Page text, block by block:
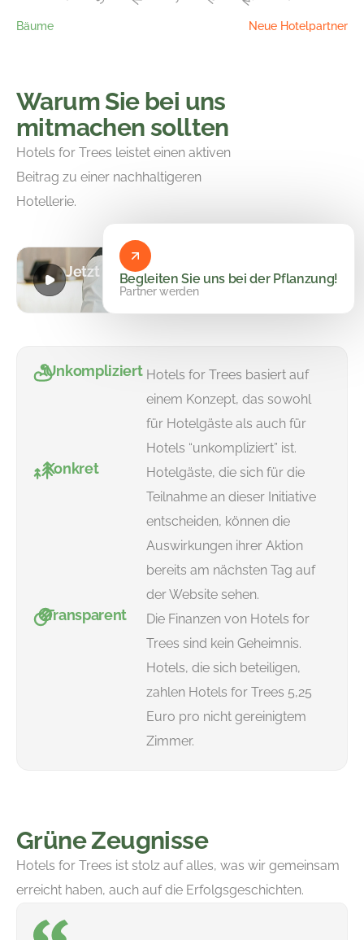
Bäume Neue Hotelpartner
Warum Sie bei uns
mitmachen sollten
Hotels for Trees leistet einen aktiven
Beitrag zu einer nachhaltigeren
Hotellerie.
Unkompliziert Hotels for Trees basiert auf
einem Konzept, das sowohl
für Hotelgäste als auch für
Hotels “unkompliziert” ist.
Konkret
Hotelgäste, die sich für die
Teilnahme an dieser Initiative
entscheiden, können die
Auswirkungen ihrer Aktion
bereits am nächsten Tag auf
der Website sehen.
Transparent
Die Finanzen von Hotels for
Trees sind kein Geheimnis.
Hotels, die sich beteiligen,
zahlen Hotels for Trees 5,25
Euro pro nicht gereinigtem
Zimmer.
Jetzt abspielenBegleiten Sie uns bei der Pflanzung!
Partner werden
Grüne Zeugnisse
Hotels for Trees ist stolz auf alles, was wir gemeinsam
erreicht haben, auch auf die Erfolgsgeschichten.